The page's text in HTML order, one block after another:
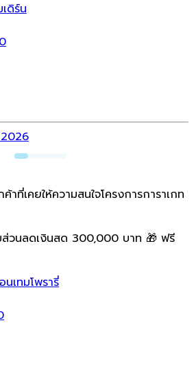
เดิร์น
าที่เคยให้ความสนใจโครงการการาเกท
ส่วนลดเงินสด 300,000 บาท 🎁 ฟรี
นเทมโพรารี่